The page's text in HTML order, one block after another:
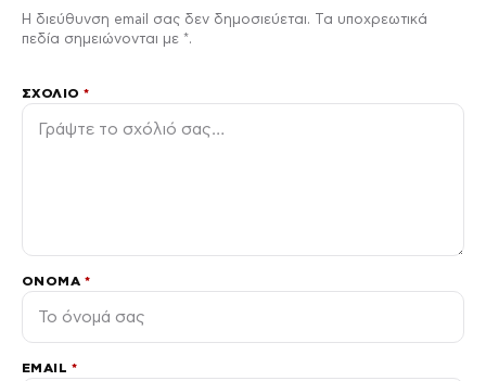
Η διεύθυνση email σας δεν δημοσιεύεται. Τα υποχρεωτικά
πεδία σημειώνονται με *.
ΣΧΌΛΙΟ*
ΌΝΟΜΑ *
EMAIL *